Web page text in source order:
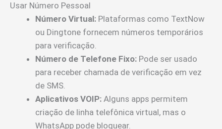
Usar Número Pessoal
Número Virtual: Plataformas como TextNow
ou Dingtone fornecem números temporários
para verificação.
Número de Telefone Fixo: Pode ser usado
para receber chamada de verificação em vez
de SMS.
Aplicativos VOIP: Alguns apps permitem
criação de linha telefônica virtual, mas o
WhatsApp pode bloquear.